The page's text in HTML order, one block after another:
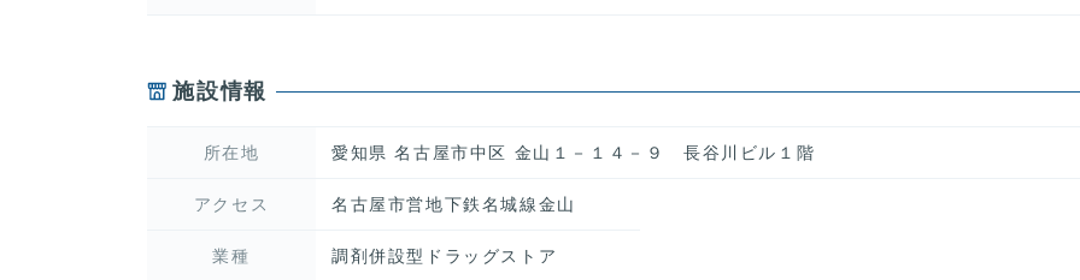
施設情報
所在地 愛知県 名古屋市中区 金山１－１４－９ 長谷川ビル１階
アクセス 名古屋市営地下鉄名城線金山
業種 調剤併設型ドラッグストア